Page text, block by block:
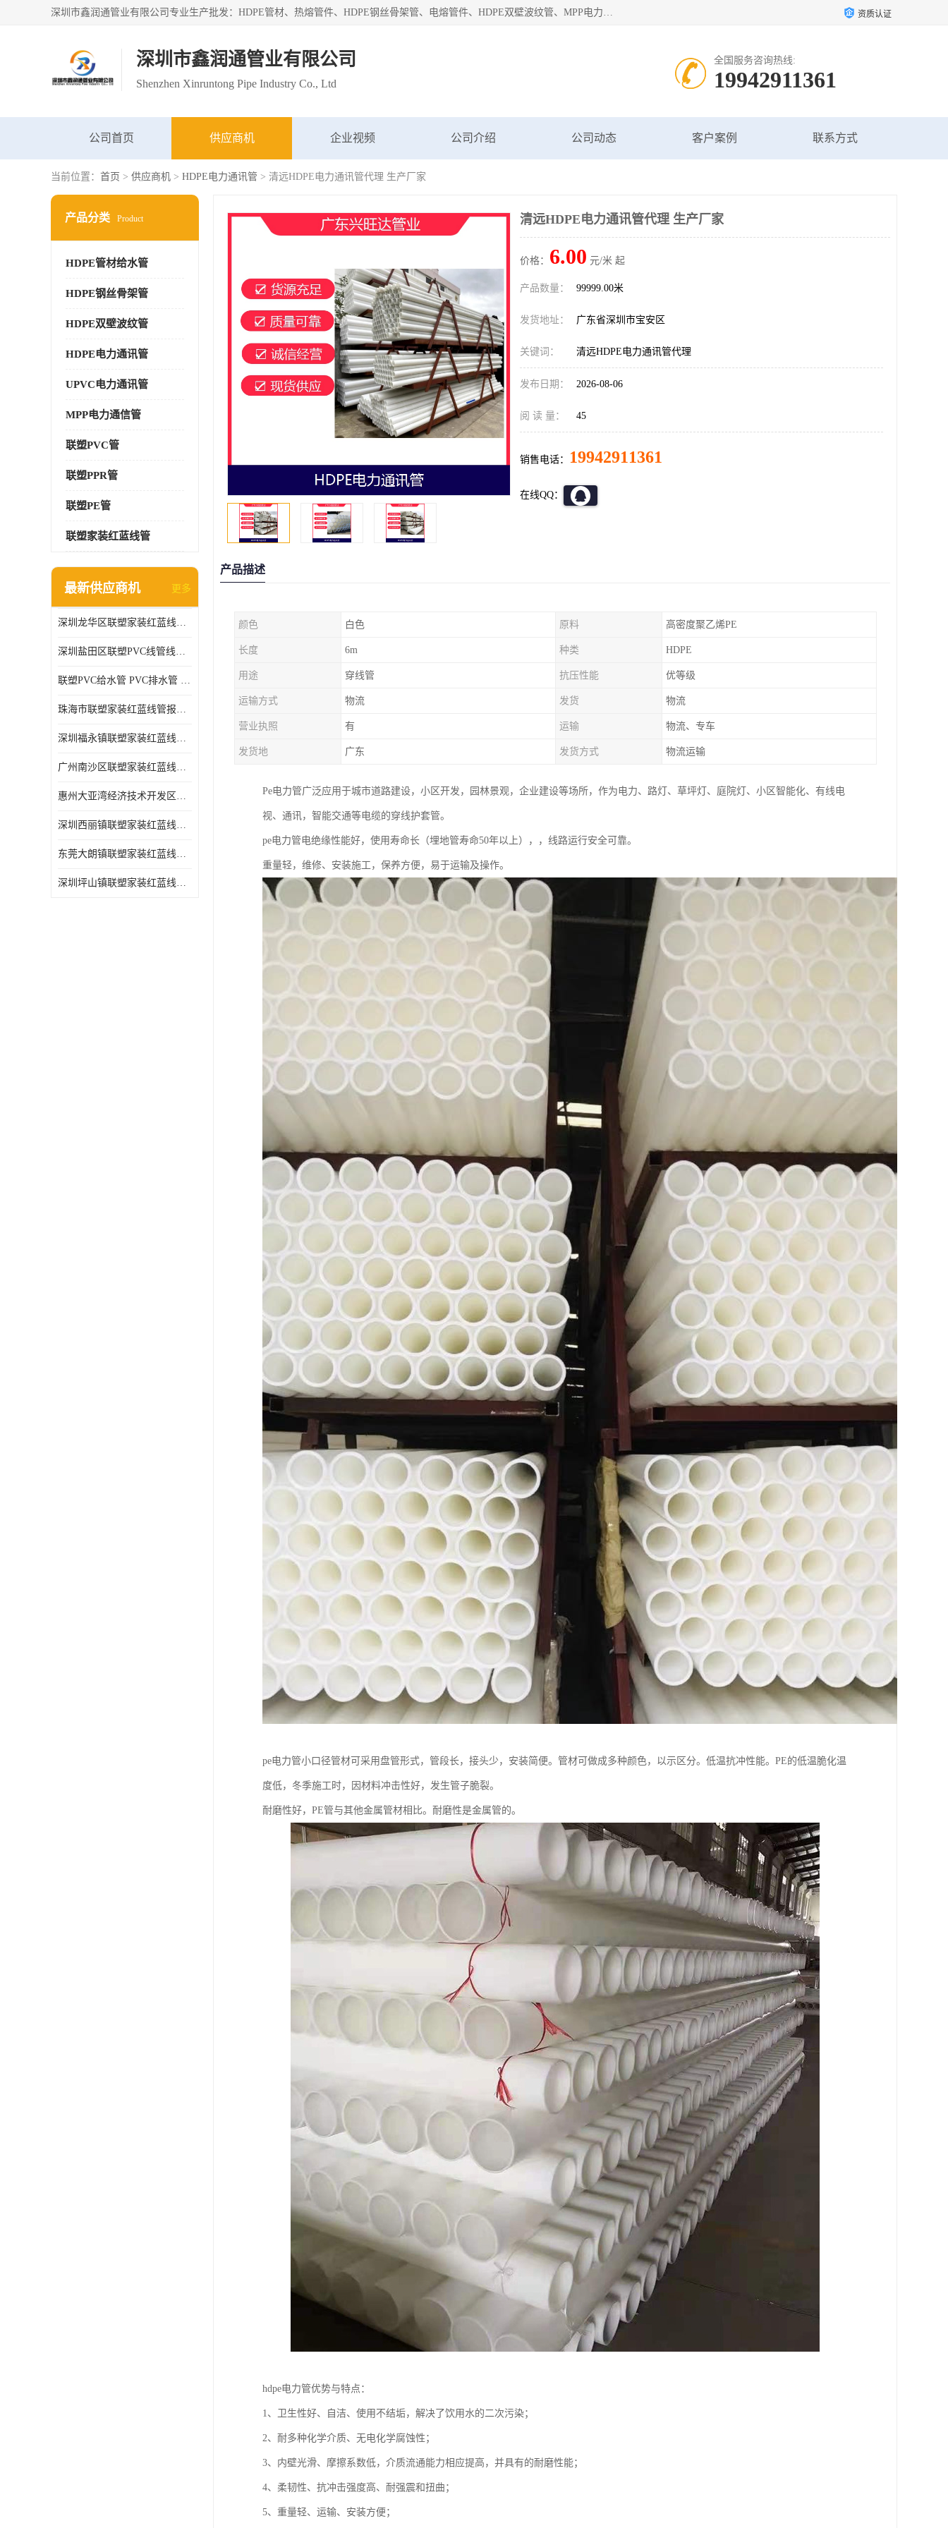
深圳市鑫润通管业有限公司专业生产批发：HDPE管材、热熔管件、HDPE钢丝骨架管、电熔管件、HDPE双壁波纹管、MPP电力管、井盖、PVC管材管件、PPR管材管件等；公司自创建以来，始终秉承“团结、务实、创新、守信”的服务宗旨，凭借专业的服务以及多年的勤奋拼搏，发展成为一家专业销售各种管材管件，绝缘电工套管及配件等系列产品的贸易公司。 资质认证
深圳市鑫润通管业有限公司
Shenzhen Xinruntong Pipe Industry Co., Ltd
全国服务咨询热线:
19942911361
公司首页 供应商机 企业视频 公司介绍 公司动态 客户案例 联系方式
当前位置： 首页 > 供应商机 > HDPE电力通讯管 > 清远HDPE电力通讯管代理 生产厂家
产品分类 Product
HDPE管材给水管
HDPE钢丝骨架管
HDPE双壁波纹管
HDPE电力通讯管
UPVC电力通讯管
MPP电力通信管
联塑PVC管
联塑PPR管
联塑PE管
联塑家装红蓝线管
最新供应商机 更多
深圳龙华区联塑家装红蓝线管报价单
深圳盐田区联塑PVC线管线槽厂商 可零售批发
联塑PVC给水管 PVC排水管 PVC线管线槽
珠海市联塑家装红蓝线管报价表 联塑水管供货商
深圳福永镇联塑家装红蓝线管价格 支持送货上门
广州南沙区联塑家装红蓝线管批发 库存充足
惠州大亚湾经济技术开发区联塑PPR热水管公司
深圳西丽镇联塑家装红蓝线管供货商 联塑管道供应
东莞大朗镇联塑家装红蓝线管电话 联塑管道经销商
深圳坪山镇联塑家装红蓝线管型号 来电咨询
清远HDPE电力通讯管代理 生产厂家
价格： 6.00 元/米 起
产品数量： 99999.00米
发货地址： 广东省深圳市宝安区
关键词： 清远HDPE电力通讯管代理
发布日期： 2026-08-06
阅 读 量： 45
销售电话： 19942911361
在线QQ：
产品描述
颜色 白色 原料 高密度聚乙烯PE
长度 6m 种类 HDPE
用途 穿线管 抗压性能 优等级
运输方式 物流 发货 物流
营业执照 有 运输 物流、专车
发货地 广东 发货方式 物流运输
Pe电力管广泛应用于城市道路建设，小区开发，园林景观，企业建设等场所，作为电力、路灯、草坪灯、庭院灯、小区智能化、有线电
视、通讯，智能交通等电缆的穿线护套管。
pe电力管电绝缘性能好，使用寿命长（埋地管寿命50年以上），，线路运行安全可靠。
重量轻，维修、安装施工，保养方便，易于运输及操作。
pe电力管小口径管材可采用盘管形式，管段长，接头少，安装简便。管材可做成多种颜色，以示区分。低温抗冲性能。PE的低温脆化温
度低，冬季施工时，因材料冲击性好，发生管子脆裂。
耐磨性好，PE管与其他金属管材相比。耐磨性是金属管的。
hdpe电力管优势与特点：
1、卫生性好、自洁、使用不结垢，解决了饮用水的二次污染；
2、耐多种化学介质、无电化学腐蚀性；
3、内壁光滑、摩擦系数低，介质流通能力相应提高，并具有的耐磨性能；
4、柔韧性、抗冲击强度高、耐强震和扭曲；
5、重量轻、运输、安装方便；